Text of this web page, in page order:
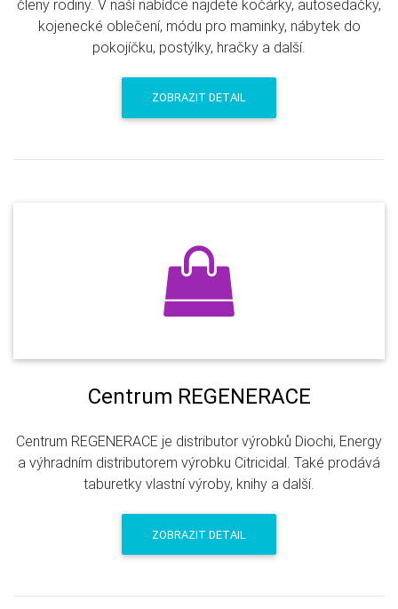
členy rodiny. V naší nabídce najdete kočárky, autosedačky,
kojenecké oblečení, módu pro maminky, nábytek do
pokojíčku, postýlky, hračky a další.
ZOBRAZIT DETAIL
Centrum REGENERACE
Centrum REGENERACE je distributor výrobků Diochi, Energy
a výhradním distributorem výrobku Citricidal. Také prodává
taburetky vlastní výroby, knihy a další.
ZOBRAZIT DETAIL